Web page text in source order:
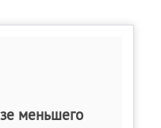
меньшего